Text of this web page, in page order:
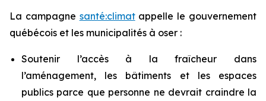
La campagne santé:climatappelle le gouvernement
québécois et les municipalités à oser :
Soutenir l’accès à la fraîcheur dans
l’aménagement, les bâtiments et les espaces
publics parce que personne ne devrait craindre la